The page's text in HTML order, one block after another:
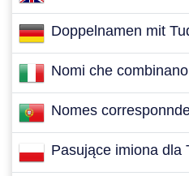
Doppelnamen mit
Nomi che
Nomes
Pasujące imiona dla